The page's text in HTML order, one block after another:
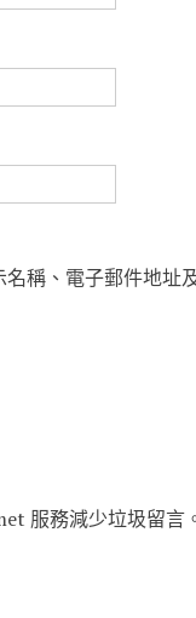
名稱、電子郵件地址
服務減少垃圾留言